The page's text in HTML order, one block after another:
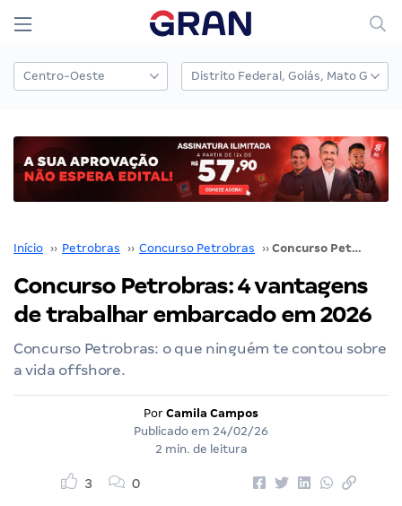
Início ›› Petrobras ›› Concurso Petrobras ›› Concurso Petrobras: 4 vantagens de trabalhar embarcado em 2026
Concurso Petrobras: 4 vantagens
de trabalhar embarcado em 2026
Concurso Petrobras: o que ninguém te contou sobre
a vida offshore.
Por Camila Campos
Publicado em 24/02/26
2 min. de leitura
3 0